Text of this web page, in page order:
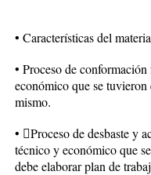
• Características del
• Proceso de
económico que se
mismo.
• Proceso de desbaste y
técnico y económico que
debe elaborar plan de